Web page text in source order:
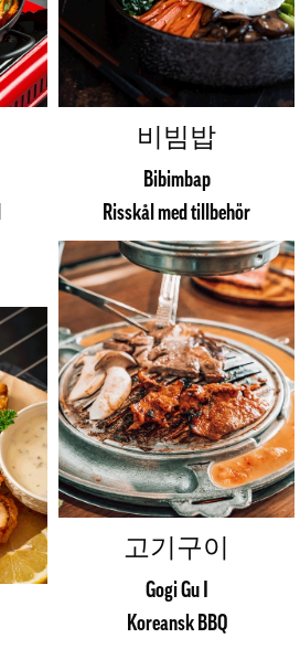
비빔밥
Bibimbap
Risskål med tillbehör
고기구이
Gogi Gu I
Koreansk BBQ